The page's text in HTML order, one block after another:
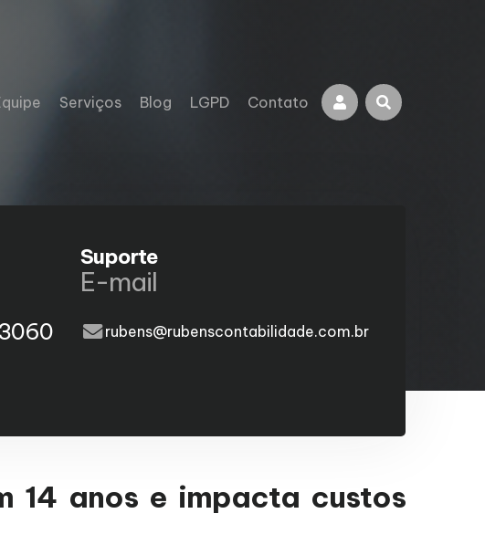
Serviços Blog LGPD Contato
Suporte
E-mail
rubens@rubenscontabilidade.com.br
14 anos e impacta custos